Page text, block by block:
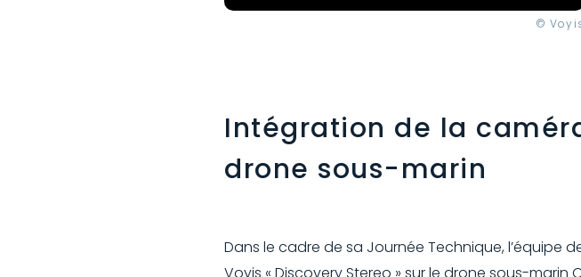
©
Intégration de la
drone sous-marin
Dans le cadre de sa Journée Technique, l’équipe